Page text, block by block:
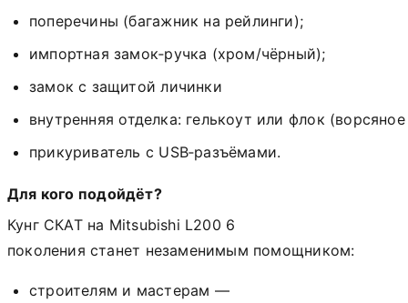
поперечины (багажник на рейлинги);
импортная замок‑ручка (хром/чёрный);
замок с защитой личинки
внутренняя отделка:гелькоут или флок (ворсяное
прикуриватель с USB‑разъёмами.
Для кого подойдёт?
КунгСКАТна Mitsubishi L200 6
поколения станет незаменимым помощником:
строителям и мастерам —